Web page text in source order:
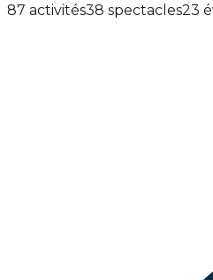
87 activités38 spectacles23